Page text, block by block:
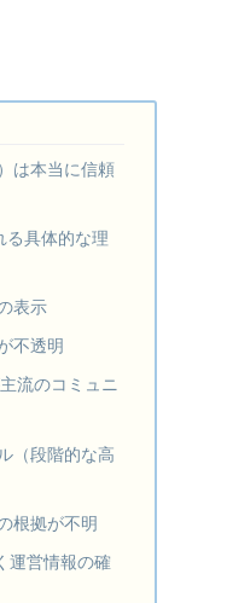
は本当に信頼
る具体的な理
表示
不透明
流のコミュニ
（段階的な高
根拠が不明
運営情報の確